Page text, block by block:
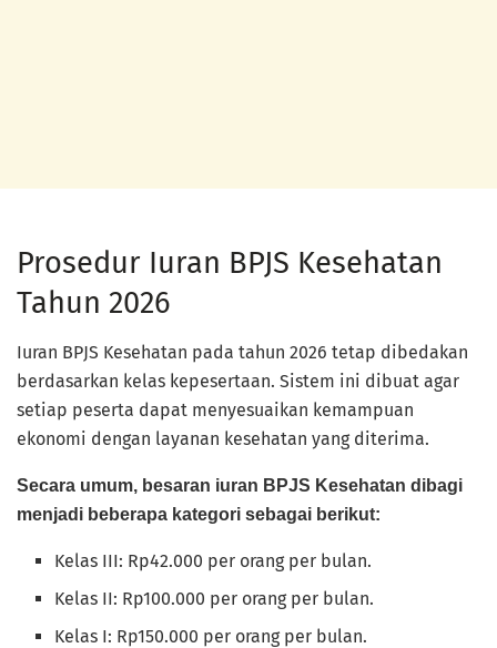
Prosedur Iuran BPJS Kesehatan
Tahun 2026
Iuran BPJS Kesehatan pada tahun 2026 tetap dibedakan
berdasarkan kelas kepesertaan. Sistem ini dibuat agar
setiap peserta dapat menyesuaikan kemampuan
ekonomi dengan layanan kesehatan yang diterima.
Secara umum, besaran iuran BPJS Kesehatan dibagi
menjadi beberapa kategori sebagai berikut:
Kelas III: Rp42.000 per orang per bulan.
Kelas II: Rp100.000 per orang per bulan.
Kelas I: Rp150.000 per orang per bulan.